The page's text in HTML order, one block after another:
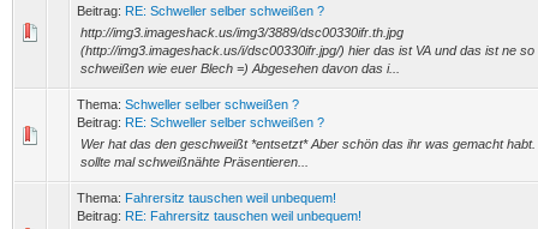
Beitrag: RE: Schweller selber schweißen ?
http://img3.imageshack.us/img3/3889/dsc00330ifr.th.jpg
(http://img3.imageshack.us/i/dsc00330ifr.jpg/) hier das ist VA und das ist ne so
schweißen wie euer Blech =) Abgesehen davon das i...
Thema: Schweller selber schweißen ?
Beitrag: RE: Schweller selber schweißen ?
Wer hat das den geschweißt *entsetzt* Aber schön das ihr was gemacht
sollte mal schweißnähte Präsentieren...
Thema: Fahrersitz tauschen weil unbequem!
Beitrag: RE: Fahrersitz tauschen weil unbequem!